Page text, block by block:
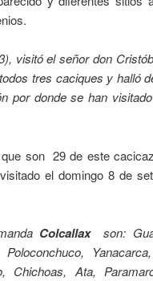
visitó el señor don
tres caciques y halló
por donde se han
son 29 de este
el domingo 8 de
Colcallax
son:
Chichoas, Ata,